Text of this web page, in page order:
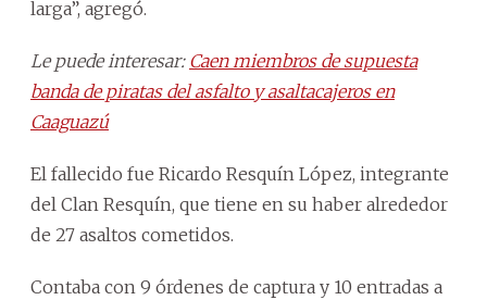
larga”, agregó.
Le puede interesar: Caen miembros de supuesta
banda de piratas del asfalto y asaltacajeros en
Caaguazú
El fallecido fue Ricardo Resquín López, integrante
del Clan Resquín, que tiene en su haber alrededor
de 27 asaltos cometidos.
Contaba con 9 órdenes de captura y 10 entradas a